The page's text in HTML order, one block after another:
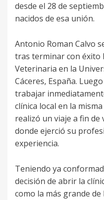
desde el 28 de
nacidos de esa unión.
Antonio Roman Calvo
tras terminar con éxito
Veterinaria en la
Cáceres, España.
trabajar
clínica local en la
realizó un viaje a fin
donde ejerció su
experiencia.
Teniendo ya
decisión de abrir la
como la más grande